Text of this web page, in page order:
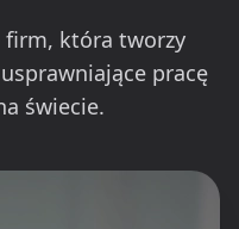
która tworzy
pracę
świecie.